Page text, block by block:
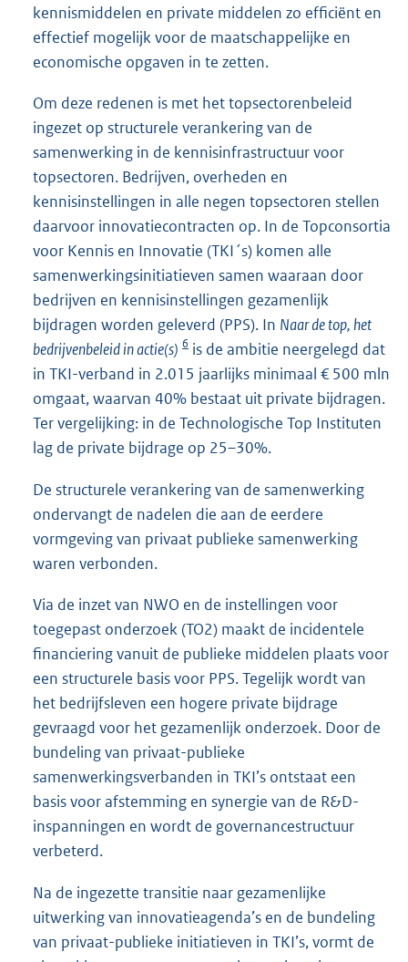
kennismiddelen en private middelen zo efficiënt en
effectief mogelijk voor de maatschappelijke en
economische opgaven in te zetten.
Om deze redenen is met het topsectorenbeleid
ingezet op structurele verankering van de
samenwerking in de kennisinfrastructuur voor
topsectoren. Bedrijven, overheden en
kennisinstellingen in alle negen topsectoren stellen
daarvoor innovatiecontracten op. In de Topconsortia
voor Kennis en Innovatie (TKI´s) komen alle
samenwerkingsinitiatieven samen waaraan door
bedrijven en kennisinstellingen gezamenlijk
bijdragen worden geleverd (PPS). In Naar de top, het
bedrijvenbeleid in actie(s) 6 is de ambitie neergelegd dat
in TKI-verband in 2.015 jaarlijks minimaal € 500 mln
omgaat, waarvan 40% bestaat uit private bijdragen.
Ter vergelijking: in de Technologische Top Instituten
lag de private bijdrage op 25–30%.
De structurele verankering van de samenwerking
ondervangt de nadelen die aan de eerdere
vormgeving van privaat publieke samenwerking
waren verbonden.
Via de inzet van NWO en de instellingen voor
toegepast onderzoek (TO2) maakt de incidentele
financiering vanuit de publieke middelen plaats voor
een structurele basis voor PPS. Tegelijk wordt van
het bedrijfsleven een hogere private bijdrage
gevraagd voor het gezamenlijk onderzoek. Door de
bundeling van privaat-publieke
samenwerkingsverbanden in TKI’s ontstaat een
basis voor afstemming en synergie van de R&D-
inspanningen en wordt de governancestructuur
verbeterd.
Na de ingezette transitie naar gezamenlijke
uitwerking van innovatieagenda’s en de bundeling
van privaat-publieke initiatieven in TKI’s, vormt de